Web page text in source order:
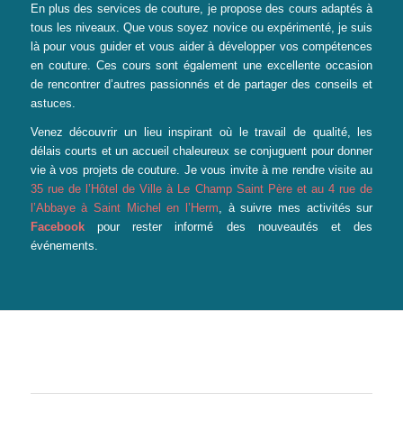
En plus des services de couture, je propose des cours adaptés à
tous les niveaux. Que vous soyez novice ou expérimenté, je suis
là pour vous guider et vous aider à développer vos compétences
en couture. Ces cours sont également une excellente occasion
de rencontrer d’autres passionnés et de partager des conseils et
astuces.
Venez découvrir un lieu inspirant où le travail de qualité, les
délais courts et un accueil chaleureux se conjuguent pour donner
vie à vos projets de couture. Je vous invite à me rendre visite au
35 rue de l’Hôtel de Ville à Le Champ Saint Père et au 4 rue de
l’Abbaye à Saint Michel en l’Herm
à suivre mes activités sur
Facebook
pour rester informé des nouveautés et des
événements.